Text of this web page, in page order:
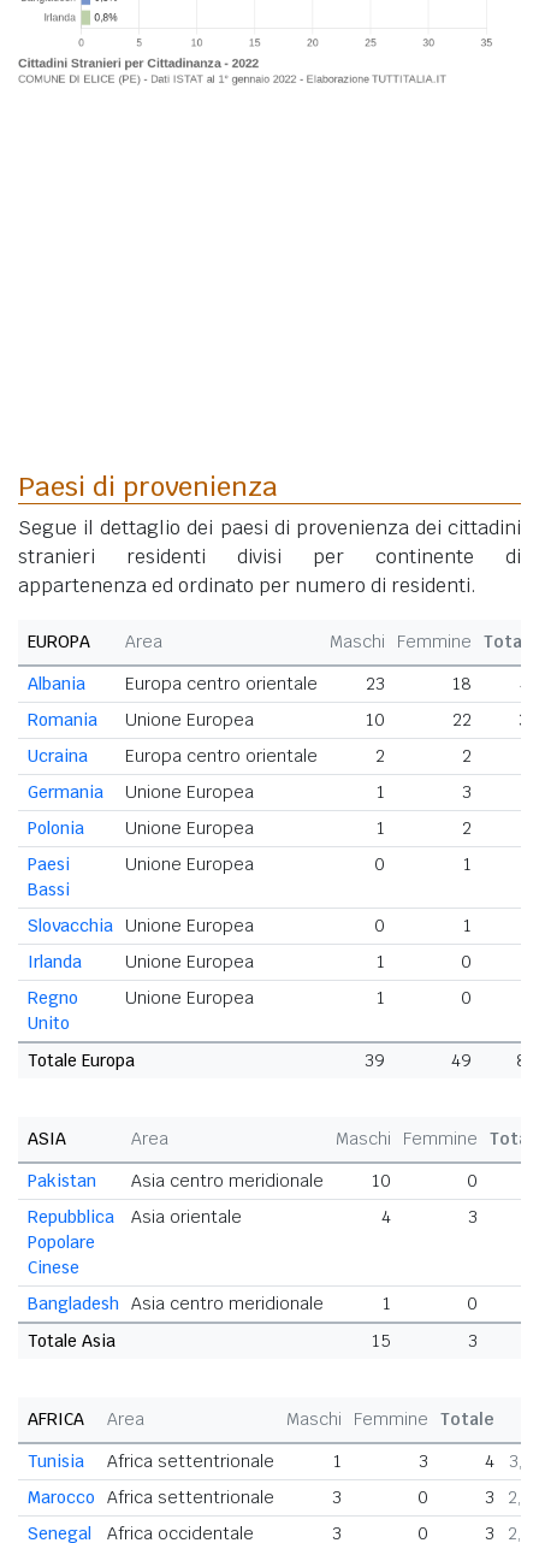
Paesi di provenienza
Segue il dettaglio dei paesi di provenienza dei cittadini
stranieri residenti divisi per continente di
appartenenza ed ordinato per numero di residenti.
EUROPA Area Maschi Femmine
Totale
Albania
Europa centro orientale 23 18
41
Romania
Unione Europea 10 22
32
Ucraina
Europa centro orientale 2 2
Germania
Unione Europea 1 3
Polonia
Unione Europea 1 2
Paesi
Bassi
Unione Europea 0 1
Slovacchia Unione Europea 0 1
Irlanda
Unione Europea 1 0
Regno
Unito
Unione Europea 1 0
Totale Europa 39 49 88
ASIA Area Maschi Femmine
Pakistan
Asia centro meridionale 10 0
Repubblica
Popolare
Cinese
Asia orientale 4 3
Bangladesh Asia centro meridionale 1 0
Totale Asia
15 3
AFRICA Area Maschi Femmine
Totale
Tunisia
Africa settentrionale 1 3 4
Marocco
Africa settentrionale 3 0 3
Senegal
Africa occidentale 3 0 3